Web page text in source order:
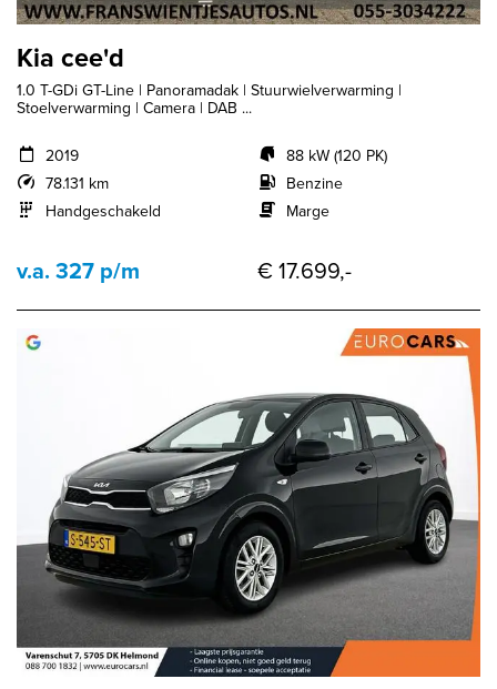
Kia cee'd
1.0 T-GDi GT-Line | Panoramadak | Stuurwielverwarming |
Stoelverwarming | Camera | DAB ...
2019
78.131 km
Handgeschakeld
88 kW (120 PK)
Benzine
Marge
v.a. 327 p/m € 17.699,-